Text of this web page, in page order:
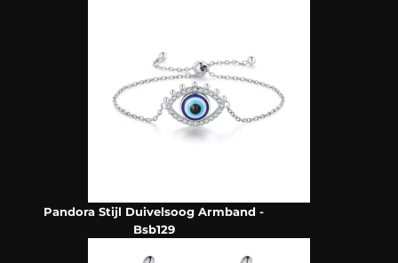
Pandora Stijl Duivelsoog Armband -
Bsb129